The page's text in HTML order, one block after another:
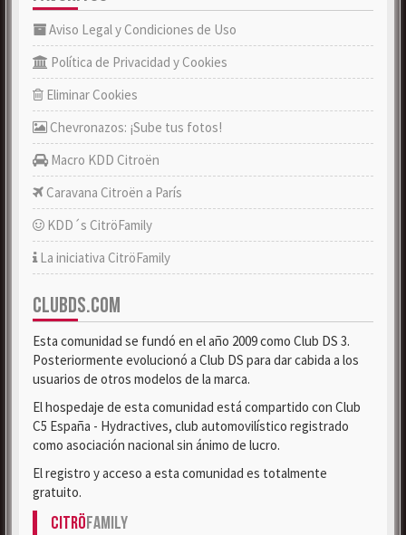
Aviso Legal y Condiciones de Uso
Política de Privacidad y Cookies
Eliminar Cookies
Chevronazos: ¡Sube tus fotos!
Macro KDD Citroën
Caravana Citroën a París
KDD´s CitröFamily
La iniciativa CitröFamily
CLUBDS.COM
Esta comunidad se fundó en el año 2009 como Club DS 3.
Posteriormente evolucionó a Club DS para dar cabida a los
usuarios de otros modelos de la marca.
El hospedaje de esta comunidad está compartido con Club
C5 España - Hydractives, club automovilístico registrado
como asociación nacional sin ánimo de lucro.
El registro y acceso a esta comunidad es totalmente
gratuito.
CitröFamily